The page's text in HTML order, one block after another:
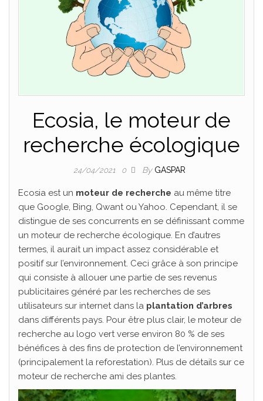
Ecosia, le moteur de
recherche écologique
24/04/2021 0 By GASPAR
Ecosia est un moteur de recherche au même titre
que Google, Bing, Qwant ou Yahoo. Cependant, il se
distingue de ses concurrents en se définissant comme
un moteur de recherche écologique. En d’autres
termes, il aurait un impact assez considérable et
positif sur l’environnement. Ceci grâce à son principe
qui consiste à allouer une partie de ses revenus
publicitaires généré par les recherches de ses
utilisateurs sur internet dans la plantation d’arbres
dans différents pays. Pour être plus clair, le moteur de
recherche au logo vert verse environ 80 % de ses
bénéfices à des fins de protection de l’environnement
(principalement la reforestation). Plus de détails sur ce
moteur de recherche ami des plantes.